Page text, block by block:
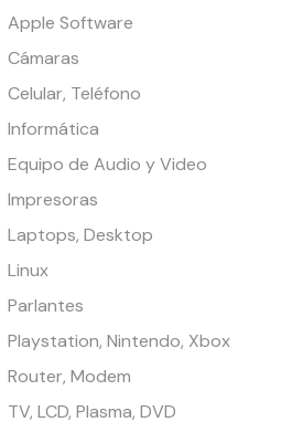
Apple Software
Cámaras
Celular, Teléfono
Informática
Equipo de Audio y Video
Impresoras
Laptops, Desktop
Linux
Parlantes
Playstation, Nintendo, Xbox
Router, Modem
TV, LCD, Plasma, DVD